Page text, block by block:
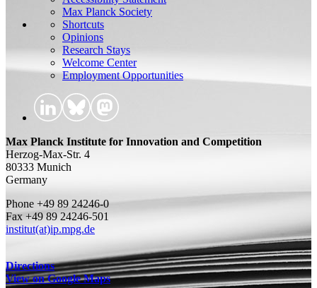
Max Planck Society
Shortcuts
Opinions
Research Stays
Welcome Center
Employment Opportunities
Max Planck Institute for Innovation and Competition
Herzog-Max-Str. 4
80333 Munich
Germany
Phone +49 89 24246-0
Fax +49 89 24246-501
institut(at)ip.mpg.de
Directions
View on Google Maps